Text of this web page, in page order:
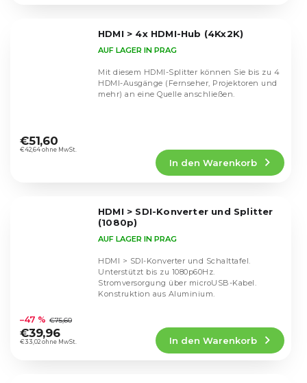
HDMI > 4x HDMI-Hub (4Kx2K)
durchschnittliche
Produktbewertung
AUF LAGER IN PRAG
€42,64 ohne MwSt.
€51,60
In den Warenkorb
Mit diesem HDMI-Splitter können Sie bis zu 4
HDMI-Ausgänge (Fernseher, Projektoren und
mehr) an eine Quelle anschließen.
HDMI > SDI-Konverter und Splitter
(1080p)
durchschnittliche
Produktbewertung
ist
AUF LAGER IN PRAG
€33,02 ohne MwSt.
–47 % €75,60
€39,96
In den Warenkorb
HDMI > SDI-Konverter und Schalttafel.
Unterstützt bis zu 1080p60Hz.
Stromversorgung über microUSB-Kabel.
Konstruktion aus Aluminium.